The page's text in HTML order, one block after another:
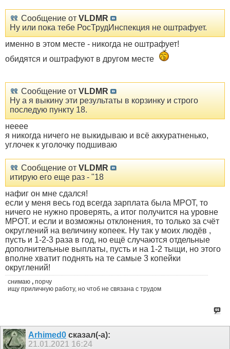
Сообщение от VLDMR
Ну или пока тебе РосТрудИнспекция не оштрафует.
именно в этом месте - никогда не оштрафует!
обидятся и оштрафуют в другом месте
Сообщение от VLDMR
Ну а я выкину эти результаты в корзинку и строго
последую пункту 18.
нееее
я никогда ничего не выкидываю и всё аккуратненько,
углочек к уголочку подшиваю
Сообщение от VLDMR
итирую его еще раз - "18
нафиг он мне сдался!
если у меня весь год всегда зарплата была МРОТ, то
ничего не нужно проверять, а итог получится на уровне
МРОТ. и если и возможны отклонения, то только за счёт
округлений на величину копеек. Ну так у моих людёв ,
пусть и 1-2-3 раза в год, но ещё случаются отдельные
дополнительные выплаты, пусть и на 1-2 тыщи, но этого
вполне хватит поднять на те самые 3 копейки
округлений!
снимаю , порчу
ищу приличную работу, но чтоб не связана с трудом
Arhimed0 сказал(-а):
21.01.2021 16:24